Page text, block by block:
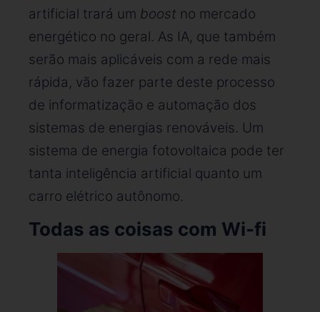
artificial trará um boost no mercado
energético no geral. As IA, que também
serão mais aplicáveis com a rede mais
rápida, vão fazer parte deste processo
de informatização e automação dos
sistemas de energias renováveis. Um
sistema de energia fotovoltaica pode ter
tanta inteligência artificial quanto um
carro elétrico autônomo.
Todas as coisas com Wi-fi